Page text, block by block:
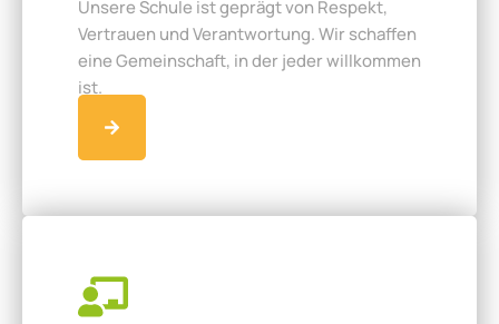
Unsere Schule ist geprägt von Respekt,
Vertrauen und Verantwortung. Wir schaffen
eine Gemeinschaft, in der jeder willkommen
ist.